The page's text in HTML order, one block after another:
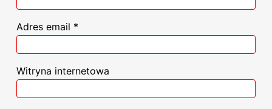
Adres email *
Witryna internetowa